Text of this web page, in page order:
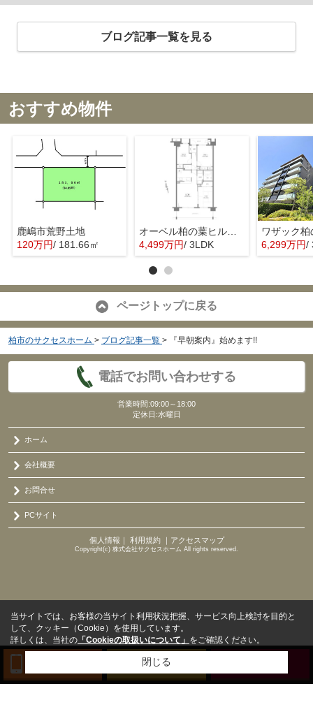
ブログ記事一覧を見る
おすすめ物件
鹿嶋市荒野土地
120万円/ 181.66㎡
オーベル柏の葉ヒルズ壱番館
4,499万円/ 3LDK 6,299万円/
ページトップに戻る
柏市のサクセスホーム > ブログ記事一覧 > 『早朝案内』始めます!!
電話でお問い合わせする
営業時間:09:00～18:00
定休日:水曜日
ホーム
会社概要
お問合せ
PCサイト
個人情報 ｜ 利用規約｜ アクセスマップ
Copyright(c) 株式会社サクセスホーム All rights reserved.
来店予約
当サイトでは、お客様の当サイト利用状況把握、サービス向上検討を目的と
して、クッキー（Cookie）を使用しています。
詳しくは、当社の 「Cookieの取扱いについて」 をご確認ください。
閉じる